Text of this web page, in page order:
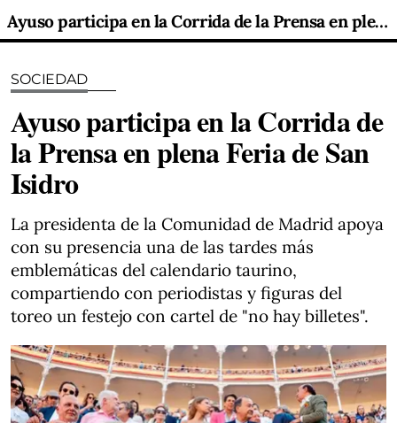
Ayuso participa en la Corrida de la Prensa en plena Feria de San Isidro
SOCIEDAD
Ayuso participa en la Corrida de
la Prensa en plena Feria de San
Isidro
La presidenta de la Comunidad de Madrid apoya
con su presencia una de las tardes más
emblemáticas del calendario taurino,
compartiendo con periodistas y figuras del
toreo un festejo con cartel de "no hay billetes".